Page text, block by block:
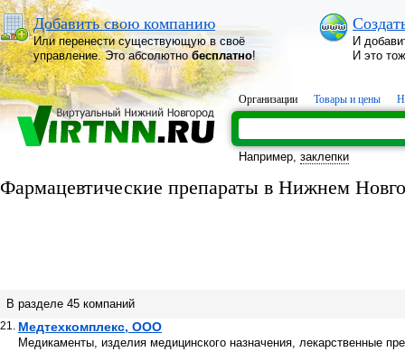
Добавить свою компанию
Или перенести существующую в своё
управление. Это абсолютнобесплатно!
И
И это
Организации Товары и цены
Например, заклепки
Фармацевтические препараты в Нижнем
В разделе 45 компаний
21. Медтехкомплекс, ООО
Медикаменты, изделия медицинского назначения, лекарственные